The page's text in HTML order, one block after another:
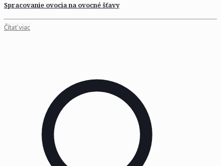
Spracovanie ovocia na ovocné šťavy
Čítať viac